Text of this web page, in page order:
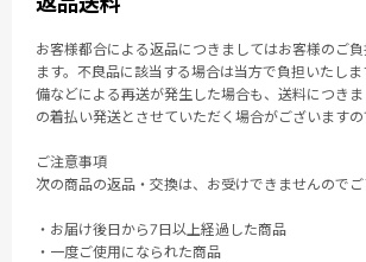
お客様都合による返品につきましてはお客様のご
ます。不良品に該当する場合は当方で負担いたし
備などによる再送が発生した場合も、送料につき
の着払い発送とさせていただく場合がございますの
ご注意事項
次の商品の返品・交換は、お受けできませんのでご
・お届け後日から7日以上経過した商品
・一度ご使用になられた商品